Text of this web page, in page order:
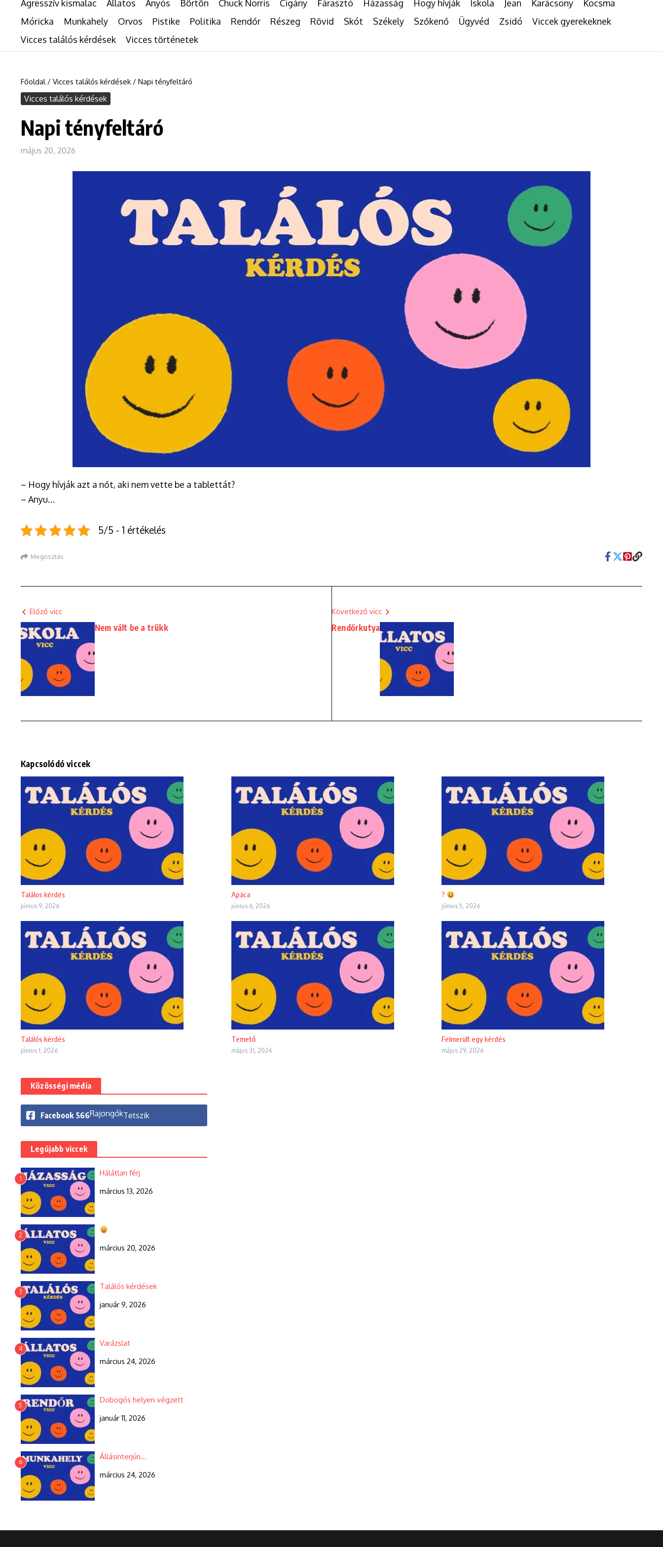
Agresszív kismalac Állatos Anyós Börtön Chuck Norris Cigány Fárasztó Házasság Hogy hívják Iskola Jean Karácsony
Kocsma
Móricka
Munkahely Orvos Pistike Politika Rendőr Részeg Rövid Skót Székely Szőkenő Ügyvéd Zsidó
Viccek gyerekeknek
Vicces találós kérdések
Vicces történetek
Főoldal/ Vicces találós kérdések/ Napi tényfeltáró
Vicces találós kérdések
Napi tényfeltáró
május 20, 2026
– Hogy hívják azt a nőt, aki nem vette be a tablettát?
– Anyu…
5/5 - 1 értékelés
Megosztás
Előző vicc
Nem vált be a trükk
Következő vicc
Rendőrkutya
Kapcsolódó viccek
Találos kérdés
június 9, 2026
Apáca
június 6, 2026
?
június 5, 2026
Találós kérdés
június 1, 2026
Temető
május 31, 2026
Felmerült egy kérdés
május 29, 2026
Közösségi média
Facebook 566RajongókTetszik
Legújabb viccek
1
Hálátlan férj
március 13, 2026
2
március 20, 2026
3
Találós kérdések
január 9, 2026
4
Varázslat
március 24, 2026
5
Dobogós helyen végzett
január 11, 2026
6
Állásinterjún…
március 24, 2026